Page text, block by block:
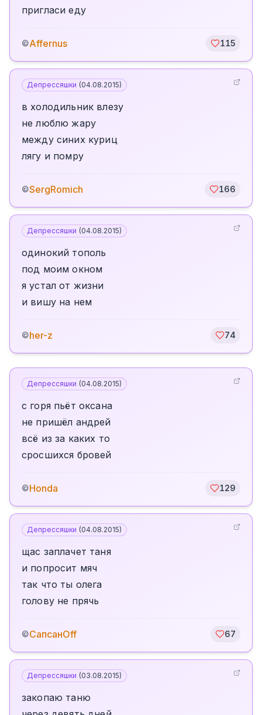
пригласи еду
©Affernus 115
Депрессяшки (04.08.2015)
в холодильник влезу
не люблю жару
между синих куриц
лягу и помру
©SergRomich 166
Депрессяшки (04.08.2015)
одинокий тополь
под моим окном
я устал от жизни
и вишу на нем
©her-z 74
Депрессяшки (04.08.2015)
с горя пьёт оксана
не пришёл андрей
всё из за каких то
сросшихся бровей
©Honda 129
Депрессяшки (04.08.2015)
щас заплачет таня
и попросит мяч
так что ты олега
голову не прячь
©СапсанOff 67
Депрессяшки (03.08.2015)
закопаю таню